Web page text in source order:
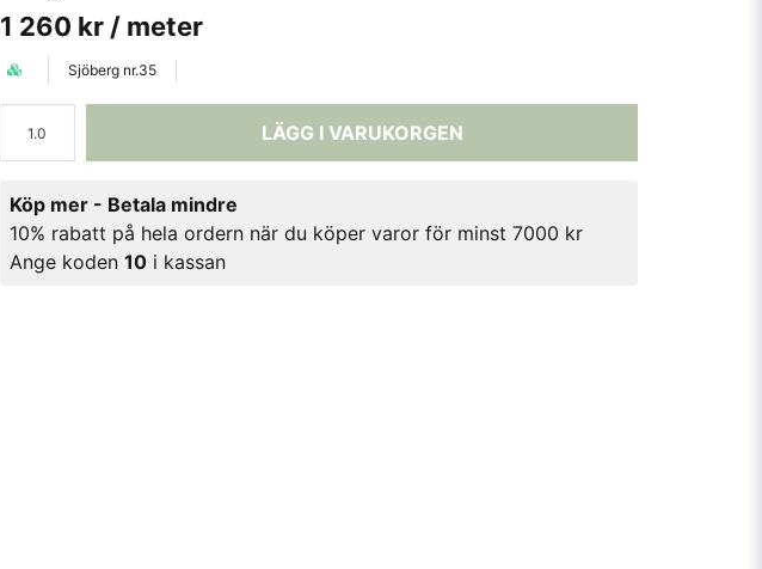
1 260 kr / meter
Sjöberg nr.35
LÄGG I VARUKORGEN
Köp mer - Betala mindre
10% rabatt på hela ordern när du köper varor för minst 7000 kr
Ange koden10 i kassan